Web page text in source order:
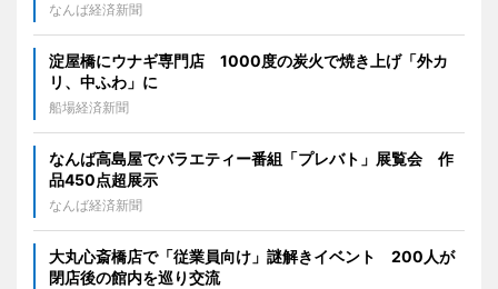
なんば経済新聞
淀屋橋にウナギ専門店 1000度の炭火で焼き上げ「外カ
リ、中ふわ」に
船場経済新聞
なんば高島屋でバラエティー番組「プレバト」展覧会 作
品450点超展示
なんば経済新聞
大丸心斎橋店で「従業員向け」謎解きイベント 200人が
閉店後の館内を巡り交流